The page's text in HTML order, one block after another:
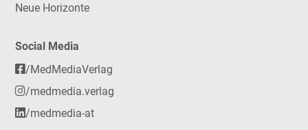
Neue Horizonte
Social Media
/MedMediaVerlag
/medmedia.verlag
/medmedia-at